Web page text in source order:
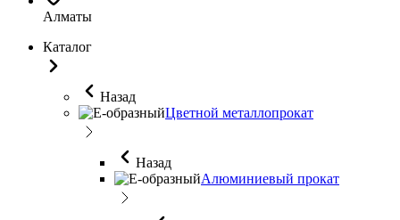
Алматы
Каталог
Назад
Цветной металлопрокат
Назад
Алюминиевый прокат